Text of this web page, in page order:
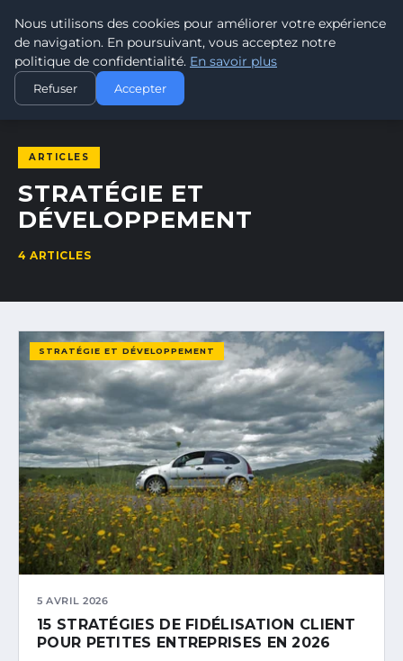
TRAMWAY7
PASSION TRAMWAY & TRANSPORT URBAIN
ACCUEIL STRATÉGIE ET DÉVELOPPEMENT
ARTICLES
STRATÉGIE ET
DÉVELOPPEMENT
4 ARTICLES
STRATÉGIE ET DÉVELOPPEMENT
5 AVRIL 2026
15 STRATÉGIES DE FIDÉLISATION CLIENT
POUR PETITES ENTREPRISES EN 2026
Nous utilisons des cookies pour améliorer votre expérience
de navigation. En poursuivant, vous acceptez notre
politique de confidentialité. En savoir plus
Refuser Accepter